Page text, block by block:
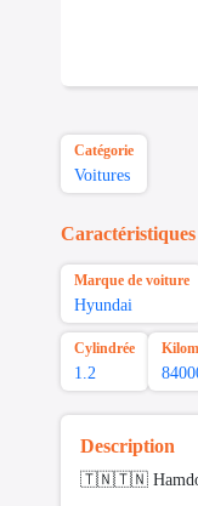
Catégorie
Voitures
Caractéristiques
Marque de voiture
Hyundai
Cylindrée
1.2
Description
🇹🇳🇹🇳